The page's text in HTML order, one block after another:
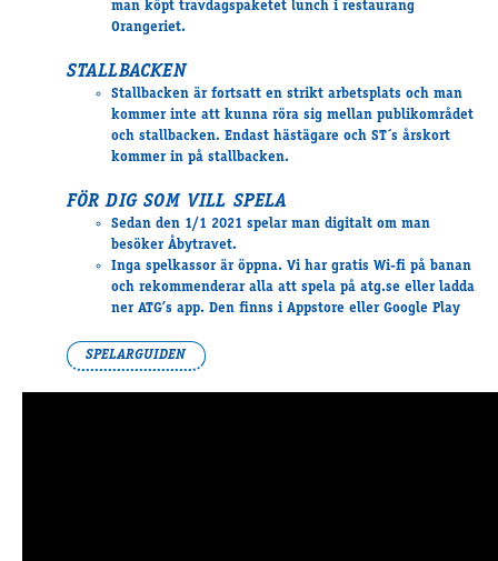
Månadens hästägare 2026
Euro Classic Trot
Åby Stora Pris 2026
Supertorsdag för företag
Ponnytravtävlingar
man köpt travdagspaketet lunch i restaurang
Orangeriet.
STALLBACKEN
Stallbacken är fortsatt en strikt arbetsplats och man
kommer inte att kunna röra sigmellan publikområdet
och stallbacken. Endast hästägare och ST´s årskort
kommer in på stallbacken.
FÖR DIG SOM VILL SPELA
Sedan den 1/1 2021 spelar man digitalt om man
besöker Åbytravet.
Inga spelkassorär öppna. Vi har gratis Wi-fi på banan
och rekommenderar alla att spela på atg.se eller ladda
ner ATG’s app. Den finns i Appstore eller Google Play
SPELARGUIDEN